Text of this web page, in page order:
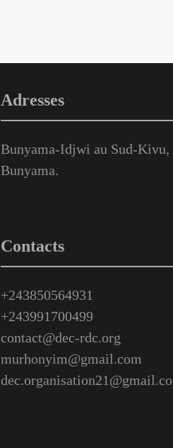
Adresses
Bunyama-Idjwi au Sud-
Bunyama.
Contacts
+243850564931
+243991700499
contact@dec-rdc.org
murhonyim@gmail.com